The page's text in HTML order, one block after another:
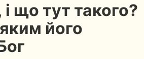
що тут такого?
його